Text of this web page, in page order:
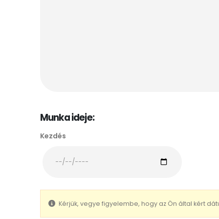
Munka ideje:
Kezdés
Kérjük, vegye figyelembe, hogy az Ön által kért